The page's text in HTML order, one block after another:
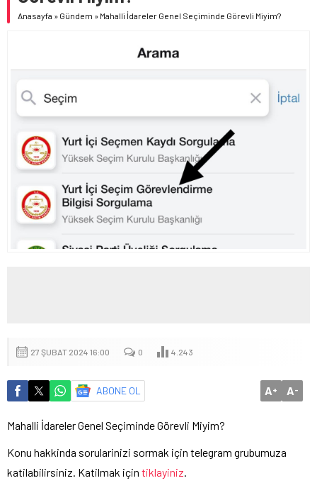
LGS TERCİH SÜRECİ BAŞLADI
Anasayfa » Gündem » Mahalli İdareler Genel Seçiminde Görevli Miyim?
27 ŞUBAT 2024 16:00 0 4.243
ABONE OL A+ A-
Mahalli İdareler Genel Seçiminde Görevli Miyim?
Konu hakkinda sorularinizi sormak için telegram grubumuza
katilabilirsiniz. Katilmak için tiklayiniz.